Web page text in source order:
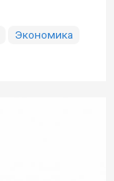
Экономика